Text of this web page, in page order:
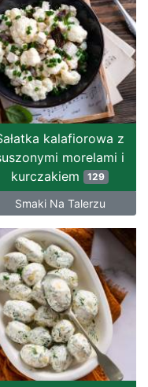
kalafiorowa z
morelami i
kurczakiem 129
Smaki Na Talerzu